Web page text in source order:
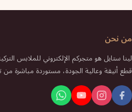
من نحن
لينا ستايل هو متجركم الإلكتروني للملابس
قطع أنيقة وعالية الجودة، مستوردة مباشرة من